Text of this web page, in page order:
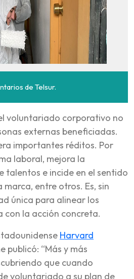
de Telsur.
voluntariado corporativo no
externas beneficiadas.
importantes réditos. Por
laboral, mejora la
talentos e incide en el sentido
entre otros. Es, sin
única para alinear los
con la acción concreta.
Harvard
publicó: “Más y más
que cuando
voluntariado a su plan de